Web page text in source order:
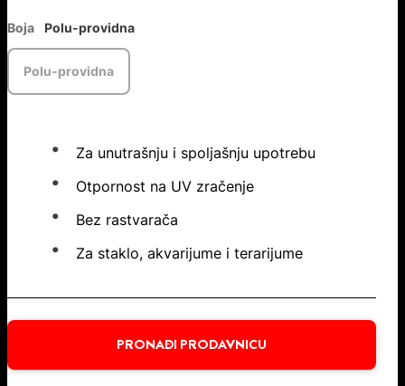
Boja Polu-providna
Polu-providna
Za unutrašnju i spoljašnju upotrebu
Otpornost na UV zračenje
Bez rastvarača
Za staklo, akvarijume i terarijume
PRONAĐI PRODAVNICU